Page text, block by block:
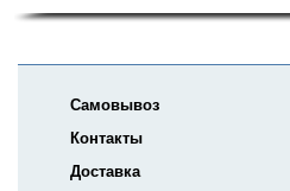
Самовывоз
Контакты
Доставка